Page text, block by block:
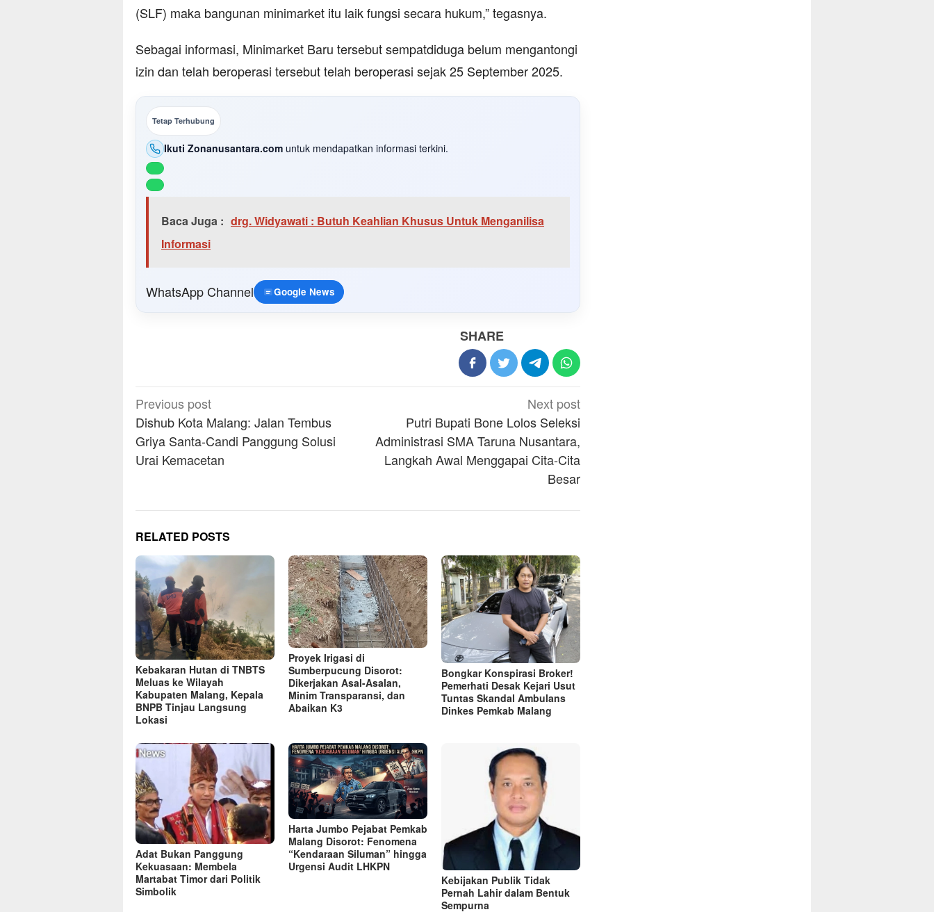
(SLF) maka bangunan minimarket itu laik fungsi secara hukum,” tegasnya.
Sebagai informasi, Minimarket Baru tersebut sempatdiduga belum mengantongi
izin dan telah beroperasi tersebut telah beroperasi sejak 25 September 2025.
Tetap Terhubung
Ikuti Zonanusantara.com untuk mendapatkan informasi terkini.
Baca Juga : drg. Widyawati : Butuh Keahlian Khusus Untuk Menganilisa
Informasi
WhatsApp Channel Google News
SHARE
Post
navigation
Previous post
Dishub Kota Malang: Jalan Tembus
Griya Santa-Candi Panggung Solusi
Urai Kemacetan
Next post
Putri Bupati Bone Lolos Seleksi
Administrasi SMA Taruna Nusantara,
Langkah Awal Menggapai Cita-Cita
Besar
RELATED POSTS
Kebakaran Hutan di TNBTS
Meluas ke Wilayah
Kabupaten Malang, Kepala
BNPB Tinjau Langsung
Lokasi
Proyek Irigasi di
Sumberpucung Disorot:
Dikerjakan Asal-Asalan,
Minim Transparansi, dan
Abaikan K3
Bongkar Konspirasi Broker!
Pemerhati Desak Kejari Usut
Tuntas Skandal Ambulans
Dinkes Pemkab Malang
Adat Bukan Panggung
Kekuasaan: Membela
Martabat Timor dari Politik
Simbolik
Harta Jumbo Pejabat Pemkab
Malang Disorot: Fenomena
“Kendaraan Siluman” hingga
Urgensi Audit LHKPN
Kebijakan Publik Tidak
Pernah Lahir dalam Bentuk
Sempurna